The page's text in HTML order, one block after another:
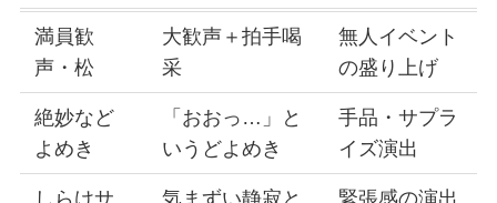
満員歓
声・松
大歓声＋拍手喝
采
無人イベント
の盛り上げ
絶妙など
よめき
「おおっ…」と
いうどよめき
手品・サプラ
イズ演出
しらけサ
気まずい静寂と
緊張感の演出